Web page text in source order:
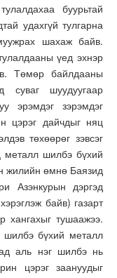
буурьтай
удахгүй тулгарна
шахаж байв.
үед эхнэр
Төмөр байлдааны
шуудуугаар
эрэмдэг зэрэмдэг
цэрэг дайчдыг няц
төхөөрөг зэвсэг
металл шилбэ бүхий
жилийн өмнө Баязид
Азэнкурын дэргэд
байв) газарт
хангахыг тушаажээ.
шилбэ бүхий металл
аль нэг шилбэ нь
цэрэг заануудыг